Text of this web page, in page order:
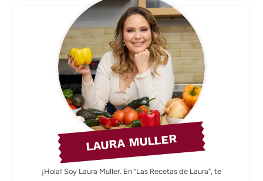
LAURA MULLER
¡Hola! Soy Laura Muller. En “Las Recetas de Laura”, te